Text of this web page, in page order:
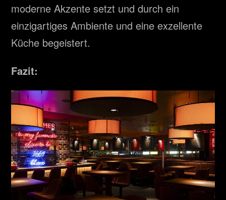
moderne Akzente setzt und durch ein
einzigartiges Ambiente und eine exzellente
Küche begeistert.
Fazit: